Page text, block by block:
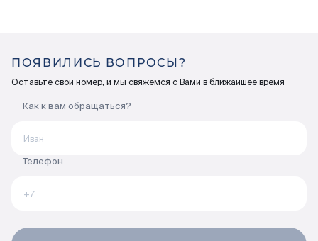
ПОЯВИЛИСЬ ВОПРОСЫ?
Оставьте свой номер, и мы свяжемся с Вами в ближайшее время
Как к вам обращаться?
Телефон